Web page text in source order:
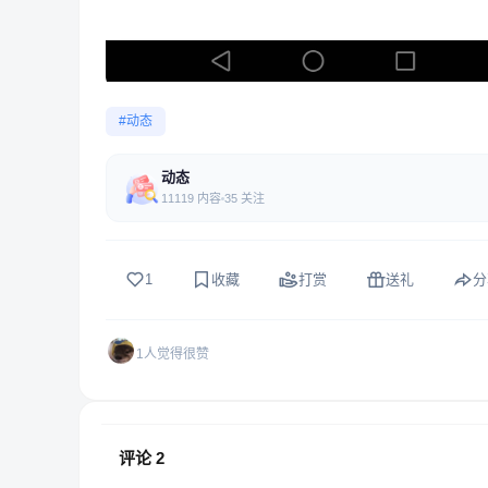
#动态
动态
11119 内容 35 关注
1 收藏 打赏 送礼
1人觉得很赞
评论2